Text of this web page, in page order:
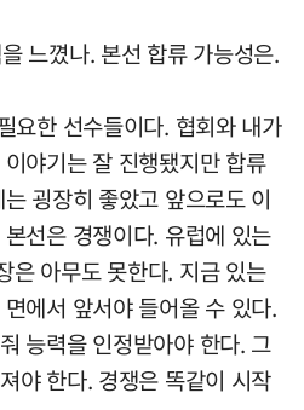
느꼈나. 본선 합류 가능성은.
요한 선수들이다. 협회와 내가
야기는 잘 진행됐지만 합류
굉장히 좋았고 앞으로도 이
선은 경쟁이다. 유럽에 있는
은 아무도 못한다. 지금 있는
에서 앞서야 들어올 수 있다.
능력을 인정받아야 한다. 그
야 한다. 경쟁은 똑같이 시작